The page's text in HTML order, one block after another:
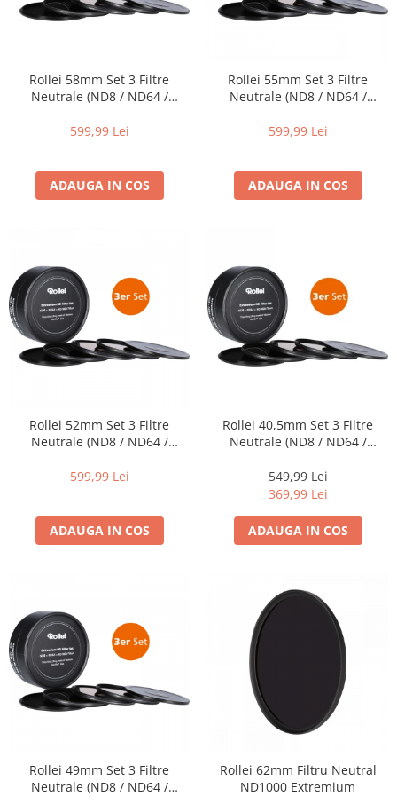
Umbrele
Declansatoare Radio si Infrarosu
Becuri si lampa blitz studio
trecere
Imprimante
Scannere Documente
Hartie foto
Filme foto si scanere film
Aparate foto unica folosinta
Filme instant FUJI INSTAX
Chimicale developare film alb-
diapozitive 35mm color
diapozitive late 120mm color
negative late 120mm alb-negru
negative late 120mm color
Scanere Film
Binocluri, Lupe si Telescoape
Lunete
Accesorii pentru Lunete si
Rollei 58mm Set 3 Filtre
Neutrale (ND8 / ND64 /
599,99 Lei
ADAUGA IN COS
Rollei 55mm Set 3 Filtre
Neutrale (ND8 / ND64 /
599,99 Lei
ADAUGA IN COS
Rollei 52mm Set 3 Filtre
Neutrale (ND8 / ND64 /
599,99 Lei
ADAUGA IN COS
Rollei 40,5mm Set 3 Filtre
Neutrale (ND8 / ND64 /
549,99 Lei
369,99 Lei
ADAUGA IN COS
Rollei 49mm Set 3 Filtre
Neutrale (ND8 / ND64 /
Rollei 62mm Filtru Neutral
ND1000 Extremium